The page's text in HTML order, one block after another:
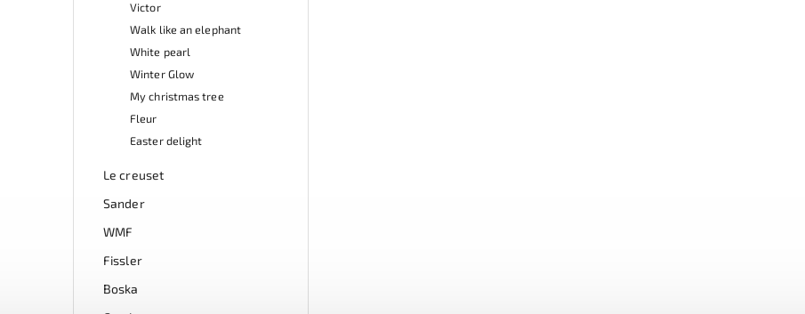
Victor
Walk like an elephant
White pearl
Winter Glow
My christmas tree
Fleur
Easter delight
Le creuset
Sander
WMF
Fissler
Boska